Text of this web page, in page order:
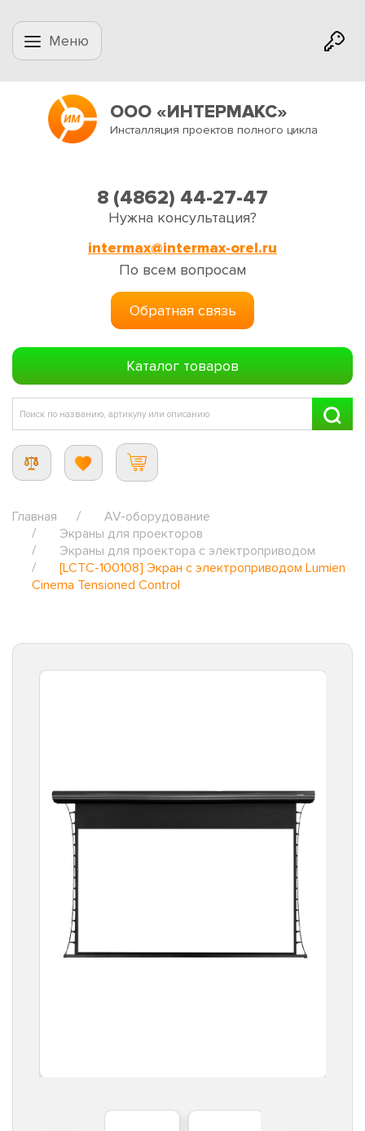
Меню
ООО «ИНТЕРМАКС»
Инсталляция проектов полного цикла
8 (4862) 44-27-47
Нужна консультация?
intermax@intermax-orel.ru
По всем вопросам
Обратная связь
Каталог товаров
Главная
AV-оборудование
Экраны для проекторов
Экраны для проектора с электроприводом
[LCTC-100108] Экран с электроприводом Lumien
Cinema Tensioned Control